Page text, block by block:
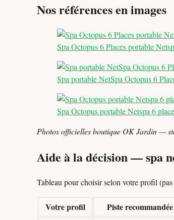
Nos références en images
Spa Octopus 6 Places portable
Spa portable NetSpa Octopus 6
Spa Octopus portable Netspa 6
Photos officielles boutique OK Jardin —
Aide à la décision — spa
Tableau pour choisir selon votre profil
Votre profil Piste recommandée